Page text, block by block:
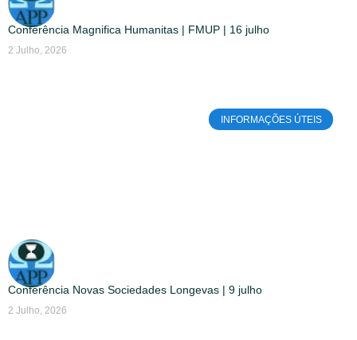
Conferência Magnifica Humanitas | FMUP | 16 julho
2 Julho, 2026
INFORMAÇÕES ÚTEIS
Conferência Novas Sociedades Longevas | 9 julho
2 Julho, 2026